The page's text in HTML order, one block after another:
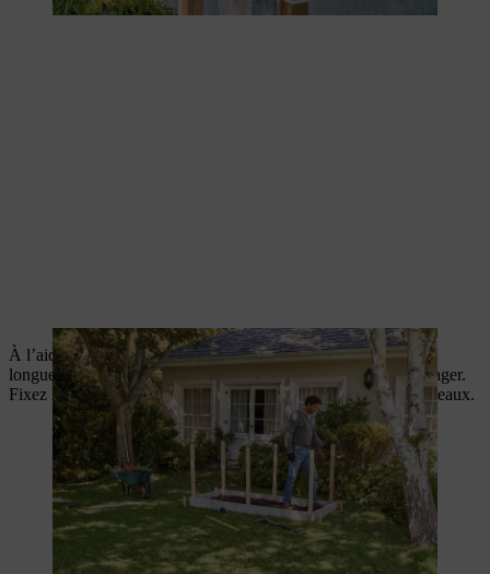
À l’aide d’une scie à jardin, couper les planches de bois à la
longueur désirée pour les parois latérales de votre carré de potager.
Fixez la rangée de planches la plus basse en la vissant aux tasseaux.